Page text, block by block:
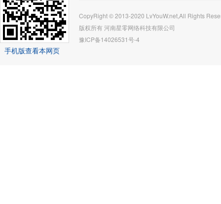
手机版查看本网页
CopyRight © 2013-2020 LvYouW.net,All Rights
版权所有河南星零网络科技有限公司
豫ICP备14026531号-4